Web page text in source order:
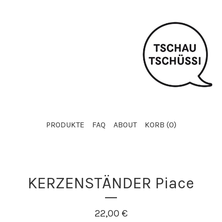
PRODUKTE FAQ ABOUT KORB (0)
KERZENSTÄNDER Piace
22,00 €